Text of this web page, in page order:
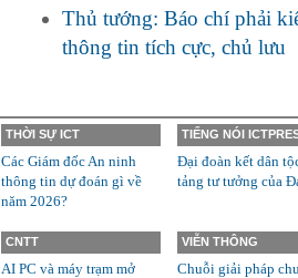
Thủ tướng: Báo chí phải
thông tin tích cực, chủ lưu
THỜI SỰ ICT
Các Giám đốc An ninh
thông tin dự đoán gì về
năm 2026?
TIẾNG NÓI
Đại đoàn kết dân
tảng tư tưởng của
CNTT
AI PC và máy trạm mở
VIỄN THÔNG
Chuỗi giải pháp